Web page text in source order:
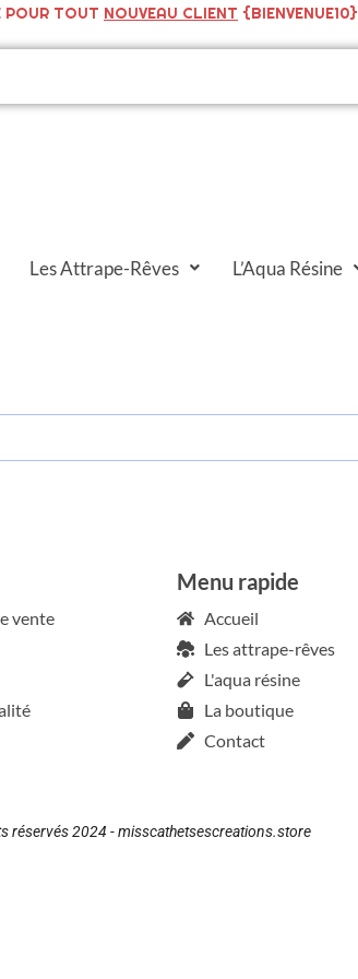
POUR TOUT NOUVEAU CLIENT {BIENVENUE10}
Les Attrape-Rêves L’Aqua Résine
vente
Menu rapide
Accueil
Les attrape-rêves
L'aqua résine
La boutique
Contact
réservés 2024 - misscathetsescreations.store